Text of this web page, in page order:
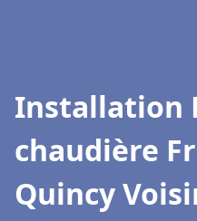
Installation
chaudière
Quincy